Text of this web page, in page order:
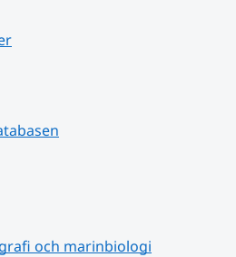
och marinbiologi